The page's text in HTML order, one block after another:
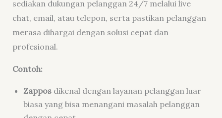
sediakan dukungan pelanggan 24/7 melalui live
chat, email, atau telepon, serta pastikan pelanggan
merasa dihargai dengan solusi cepat dan
profesional.
Contoh:
Zapposdikenal dengan layanan pelanggan luar
biasa yang bisa menangani masalah pelanggan